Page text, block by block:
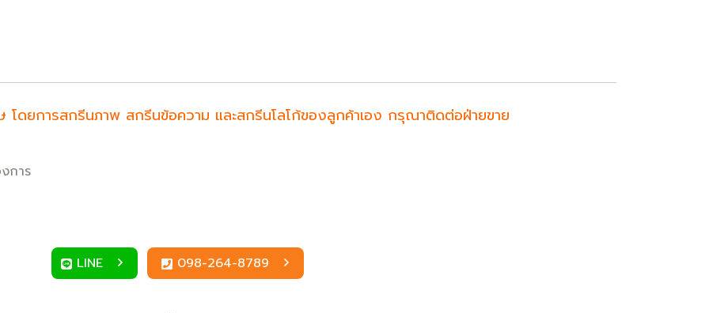
โดยการสกรีนภาพ สกรีนข้อความ และสกรีนโลโก้ของลูกค้าเอง กรุณาติดต่อฝ่ายขาย
การ
LINE 098-264-8789